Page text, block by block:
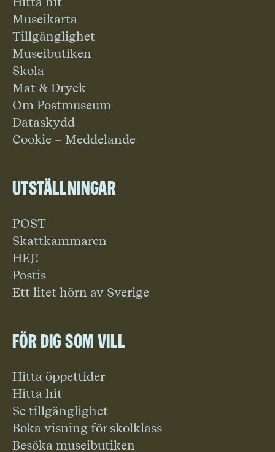
Museikarta
Tillgänglighet
Museibutiken
Skola
Mat & Dryck
Om Postmuseum
Dataskydd
Cookie – Meddelande
Utställningar
POST
Skattkammaren
HEJ!
Postis
Ett litet hörn av Sverige
För dig som vill
Hitta öppettider
Hitta hit
Se tillgänglighet
Boka visning för skolklass
Besöka museibutiken